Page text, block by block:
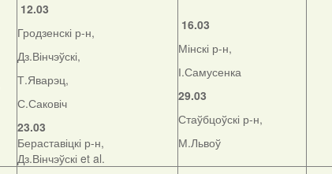
12.03
Гродзенскі р-н,
Дз.Вінчэўскі,
Т.Яварэц,
С.Саковіч
23.03
Бераставіцкі р-н,
Дз.Вінчэўскі et al.
16.03
Мінскі р-н,
І.Самусенка
29.03
Стаўбцоўскі р-н,
М.Львоў